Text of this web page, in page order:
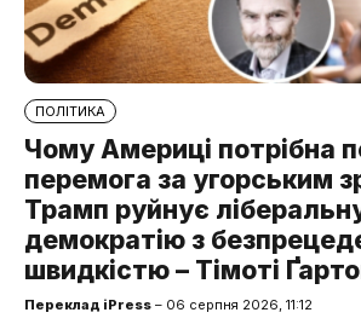
ПОЛІТИКА
Чому Америці потрібна
перемога за угорським
Трамп руйнує
демократію з
швидкістю – Тімоті
Переклад iPress – 06 серпня 2026, 11:12